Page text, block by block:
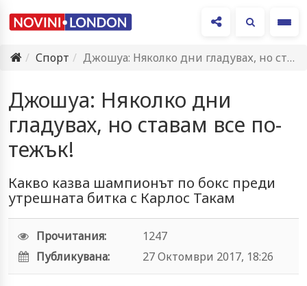
Спорт
Джошуа: Няколко дни гладувах, но ставам все по-тежък!
Джошуа: Няколко дни
гладувах, но ставам все по-
тежък!
Какво казва шампионът по бокс преди
утрешната битка с Карлос Такам
Прочитания:
1247
Публикувана:
27 Октомври 2017, 18:26